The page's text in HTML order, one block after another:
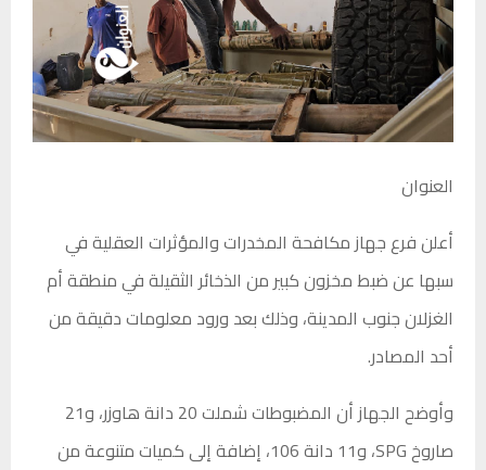
العنوان
أعلن فرع جهاز مكافحة المخدرات والمؤثرات العقلية في
سبها عن ضبط مخزون كبير من الذخائر الثقيلة في منطقة أم
الغزلان جنوب المدينة، وذلك بعد ورود معلومات دقيقة من
أحد المصادر.
وأوضح الجهاز أن المضبوطات شملت 20 دانة هاوزر، و21
صاروخ SPG، و11 دانة 106، إضافة إلى كميات متنوعة من